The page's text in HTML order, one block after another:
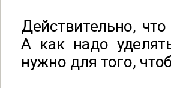
Действительно,
А как надо
нужно для того,